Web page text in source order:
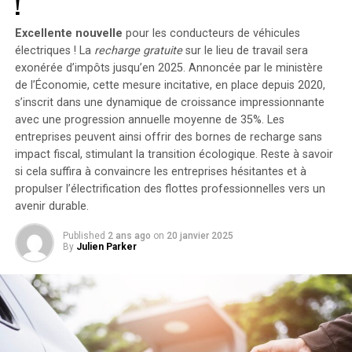
2400 watts
de stockage énergétique, il est possible d’intégrer
jusqu’à cinq batteries supplémentaires de 1,6
kilowattheure chacune, augmentant la capacité totale à
9,6 kilowattheures.
Intégration dans un Écosystème
Intelligent
Le Solarbank 2 AC s’intègre parfaitement dans un
écosystème énergétique intelligent grâce à sa
compatibilité avec le compteur Anker SOLIX Smart et
les prises intelligentes proposées par Anker. cette
consommation électrique tout en réduisant les pertes
énergétiques inutiles. De plus, Anker SOLIX prévoit
d’étendre cette compatibilité aux dispositifs Shelly.
Excellente nouvelle pour les conducteurs de véhicules
électriques ! La recharge gratuitesur le lieu de travail sera
exonérée d’impôts jusqu’en 2025. Annoncée par le ministère
de l’Économie, cette mesure incitative, en place depuis 2020,
s’inscrit dans une dynamique de croissance impressionnante
avec une progression annuelle moyenne de 35%. Les
entreprises peuvent ainsi offrir des bornes de recharge sans
impact fiscal, stimulant la transition écologique. Reste à savoir
si cela suffira à convaincre les entreprises hésitantes et à
propulser l’électrification des flottes professionnelles vers un
avenir durable.
Published 2 ans ago on 20 janvier 2025
By Julien Parker